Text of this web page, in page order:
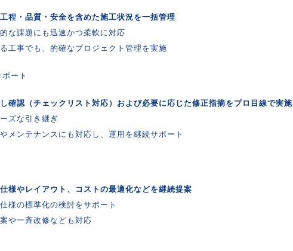
程・品質・安全を含めた施工状況を一括管理
な課題にも迅速かつ柔軟に対応
工事でも、的確なプロジェクト管理を実施
ート
確認（チェックリスト対応）および必要に応じた修正指摘をプロ目線で実施
ズな引き継ぎ
メンテナンスにも対応し、運用を継続サポート
様やレイアウト、コストの最適化などを継続提案
様の標準化の検討をサポート
や一斉改修なども対応